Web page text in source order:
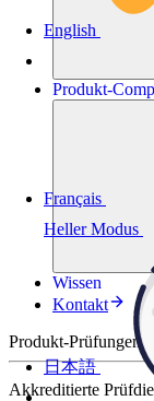
Heller Modus
English
Français
日本語
Produkt-
Wissen
Kontakt
Produkt-Prüfungen
Akkreditierte